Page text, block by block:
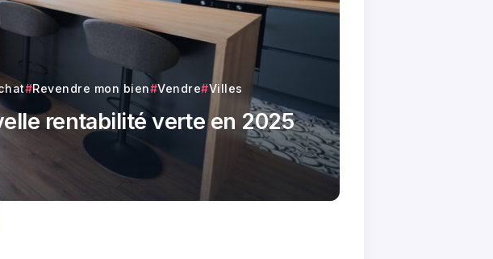
Revendre mon bien Vendre Villes
rentabilité verte en 2025